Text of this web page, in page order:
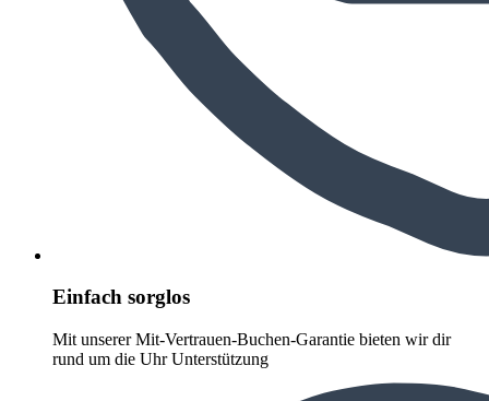
Einfach sorglos
Mit unserer Mit-Vertrauen-Buchen-Garantie bieten wir dir
rund um die Uhr Unterstützung